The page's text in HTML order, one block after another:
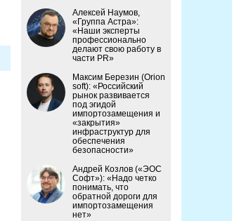
Алексей Наумов,
«Группа Астра»:
«Наши эксперты
профессионально
делают свою работу в
части PR»
Максим Березин (Orion
soft): «Российский
рынок развивается
под эгидой
импортозамещения и
«закрытия»
инфраструктур для
обеспечения
безопасности»
Андрей Козлов («ЭОС
Софт»): «Надо четко
понимать, что
обратной дороги для
импортозамещения
нет»